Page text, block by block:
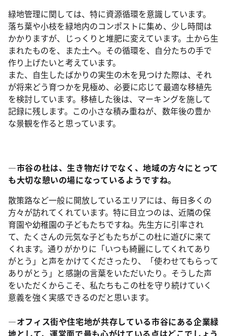
緑地管理に関しては、特に資源循環を意識しています。
落ち葉や小枝を緑地内のコンポストに集め、少し時間は
かかりますが、じっくりと堆肥に変えています。土から生
まれたものを、また土へ。その循環を、自分たちの手で
作り上げたいと考えています。
また、自生したばかりの実生の木を見つけた際は、それ
が将来どう育つかを見極め、必要に応じて最適な移植先
を検討しています。移植した後は、マーキングを施して
記録に残します。この小さな積み重ねが、数年後の豊か
な景観を作ると思っています。
―市谷の杜は、生き物だけでなく、地域の方々にとって
も大切な憩いの場になっているようですね。
散策路など一般に開放しているエリアには、毎日多くの
方々が訪れてくれています。特に目立つのは、近隣の保
育園や幼稚園の子どもたちですね。先生方に引率され
て、たくさんの元気な子どもたちがこの杜に遊びに来て
くれます。通りがかりに「いつも綺麗にしてくれてあり
がとう」と声をかけてくださったり、「使わせてもらって
ありがとう」と感謝の言葉をいただいたり。そうした声
をいただくからこそ、私たちもこの杜を守り続けていく
意義を強く実感できるのだと思います。
―オフィス街や住宅地が共存している市谷にある企業緑
地として、運営面で最も心がけている点はどこでしょう